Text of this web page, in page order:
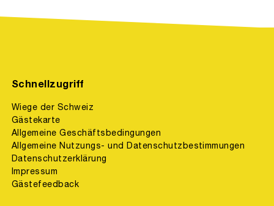
Schnellzugriff
Wiege der Schweiz
Gästekarte
Allgemeine Geschäftsbedingungen
Allgemeine Nutzungs- und Datenschutzbestimmungen
Datenschutzerklärung
Impressum
Gästefeedback